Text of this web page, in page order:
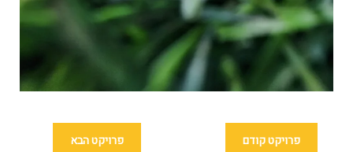
פרויקט קודם פרויקט הבא